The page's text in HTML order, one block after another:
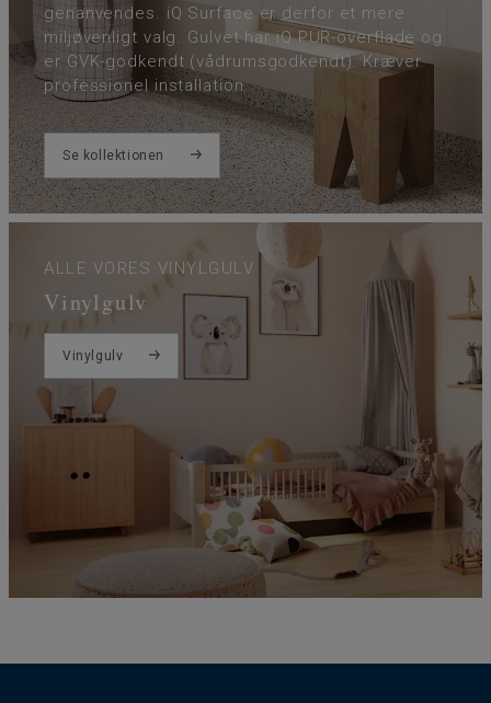
genanvendes. iQ Surface er derfor et mere
miljøvenligt valg. Gulvet har iQ PUR-overflade og
er GVK-godkendt (vådrumsgodkendt). Kræver
professionel installation.
Se kollektionen
ALLE VORES VINYLGULV
Vinylgulv
Vinylgulv